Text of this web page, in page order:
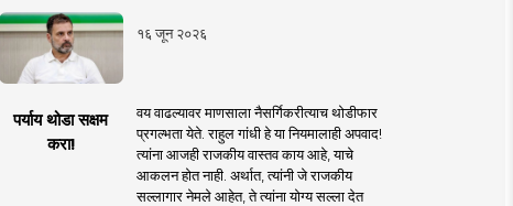
१६ जून २०२६
पर्याय थोडा सक्षम
करा!
वय वाढल्यावर माणसाला नैसर्गिकरीत्याच थोडीफार
प्रगल्भता येते. राहुल गांधी हे या नियमालाही अपवाद!
त्यांना आजही राजकीय वास्तव काय आहे, याचे
आकलन होत नाही. अर्थात, त्यांनी जे राजकीय
सल्लागार नेमले आहेत, ते त्यांना योग्य सल्ला देत